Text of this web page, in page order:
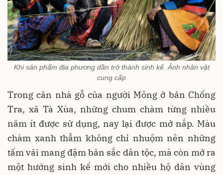
Khi sản phẩm địa phương dần trở thành sinh kế. Ảnh nhân vật
cung cấp
Trong căn nhà gỗ của người Mông ở bản Chống
Tra, xã Tà Xùa, những chum chàm từng nhiều
năm ít được sử dụng, nay lại được mở nắp. Màu
chàm xanh thẫm không chỉ nhuộm nên những
tấm vải mang đậm bản sắc dân tộc, mà còn mở ra
một hướng sinh kế mới cho nhiều hộ dân vùng